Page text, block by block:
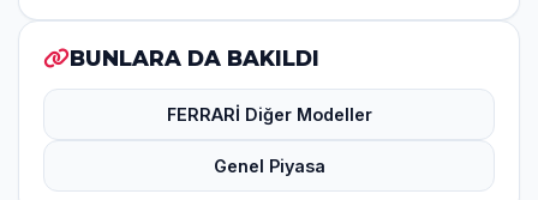
BUNLARA DA BAKILDI
FERRARİ Diğer Modeller
Genel Piyasa